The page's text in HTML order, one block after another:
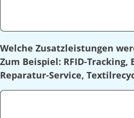
Welche Zusatzleistungen
Zum Beispiel: RFID-Tracking,
Reparatur-Service,